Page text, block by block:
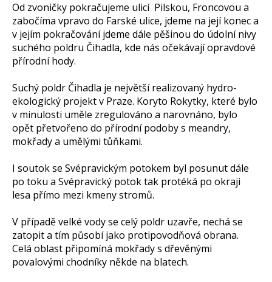
Od zvoničky pokračujeme ulicí Pilskou, Froncovou a
zabočíma vpravo do Farské ulice, jdeme na její konec a
v jejím pokračování jdeme dále pěšinou do údolní nivy
suchého poldru Čihadla, kde nás očekávají opravdové
přírodní hody.
Suchý poldr Čihadla je největší realizovaný hydro-
ekologický projekt v Praze. Koryto Rokytky, které bylo
v minulosti uměle zregulováno a narovnáno, bylo
opět přetvořeno do přírodní podoby s meandry,
mokřady a umělými tůňkami.
I soutok se Svépravickým potokem byl posunut dále
po toku a Svépravický potok tak protéká po okraji
lesa přímo mezi kmeny stromů.
V případě velké vody se celý poldr uzavře, nechá se
zatopit a tím působí jako protipovodňová obrana.
Celá oblast připomíná mokřady s dřevěnými
povalovými chodníky někde na blatech.